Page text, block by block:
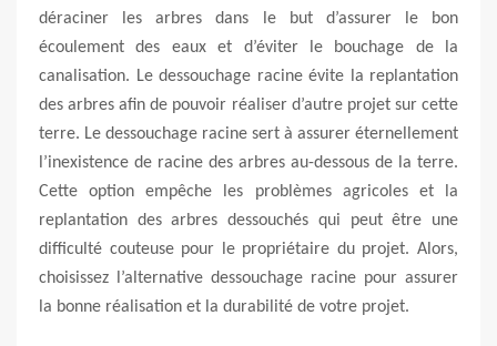
déraciner les arbres dans le but d’assurer le bon
écoulement des eaux et d’éviter le bouchage de la
canalisation. Le dessouchage racine évite la replantation
des arbres afin de pouvoir réaliser d’autre projet sur cette
terre. Le dessouchage racine sert à assurer éternellement
l’inexistence de racine des arbres au-dessous de la terre.
Cette option empêche les problèmes agricoles et la
replantation des arbres dessouchés qui peut être une
difficulté couteuse pour le propriétaire du projet. Alors,
choisissez l’alternative dessouchage racine pour assurer
la bonne réalisation et la durabilité de votre projet.